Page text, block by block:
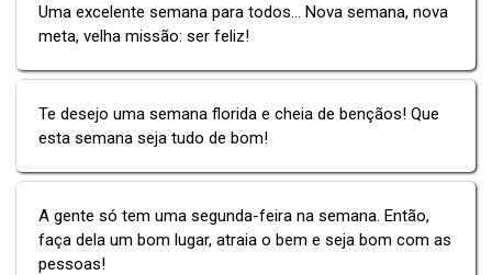
Uma excelente semana para todos... Nova semana, nova
meta, velha missão: ser feliz!
Te desejo uma semana florida e cheia de bençãos! Que
esta semana seja tudo de bom!
A gente só tem uma segunda-feira na semana. Então,
faça dela um bom lugar, atraia o bem e seja bom com as
pessoas!